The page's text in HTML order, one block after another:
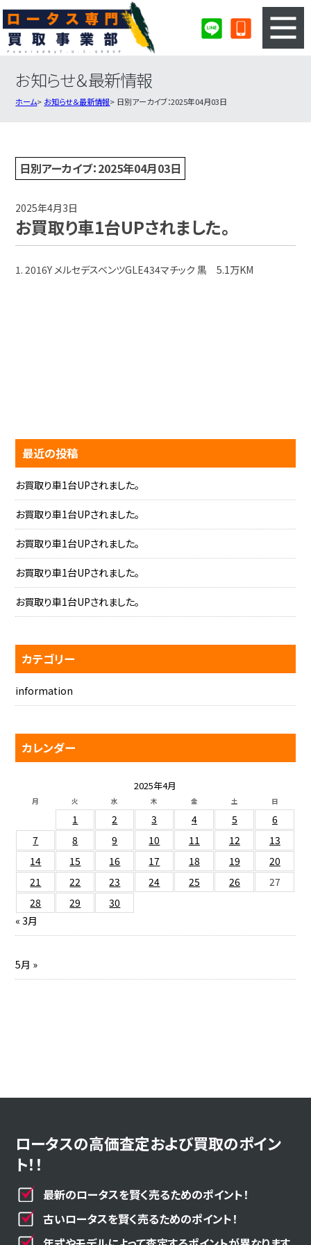
3ステップのカンタン査定
ロータス買取実績 会社概要・店舗紹介・MAP
お知らせ＆最新情報
ホーム お知らせ＆最新情報 日別アーカイブ：2025年04月03日
日別アーカイブ：2025年04月03日
2025年4月3日
お買取り車1台UPされました。
1. 2016Y メルセデスベンツGLE434マチック 黒 5.1万KM
最近の投稿
お買取り車1台UPされました。
お買取り車1台UPされました。
お買取り車1台UPされました。
お買取り車1台UPされました。
お買取り車1台UPされました。
カテゴリー
information
カレンダー
2025年4月
月 火 水 木 金 土 日
1 2 3 4 5
6
7
8 9 10 11 12
13
14
15 16 17 18 19
20
21
22 23 24 25 26
27
28
29
30
« 3月
5月 »
ロータスの高価査定および買取のポイン
ト！！
最新のロータスを賢く売るためのポイント！
古いロータスを賢く売るためのポイント！